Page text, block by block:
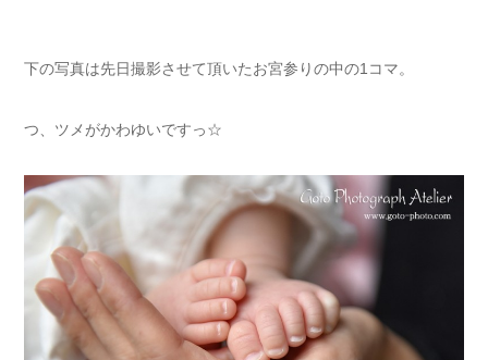
下の写真は先日撮影させて頂いたお宮参りの中の1コマ。
つ、ツメがかわゆいですっ☆